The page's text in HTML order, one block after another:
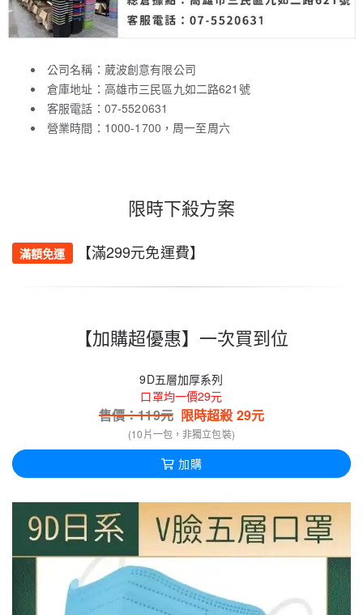
公司名稱：葳波創意有限公司
倉庫地址：高雄市三民區九如二路621號
客服電話：07-5520631
營業時間：1000-1700，周一至周六
限時下殺方案
滿額免運 【滿299元免運費】
【加購超優惠】一次買到位
9D五層加厚系列
口罩均一價29元
售價：119元 限時超殺 29元
(10片一包，非獨立包裝)
加購